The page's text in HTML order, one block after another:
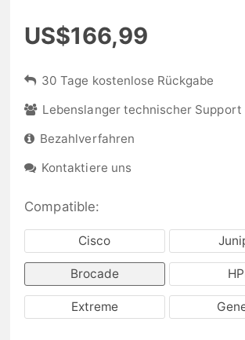
US$166,99
30 Tage kostenlose Rückgabe
Lebenslanger technischer Support
Bezahlverfahren
Kontaktiere uns
Compatible:
Cisco
Brocade
Extreme